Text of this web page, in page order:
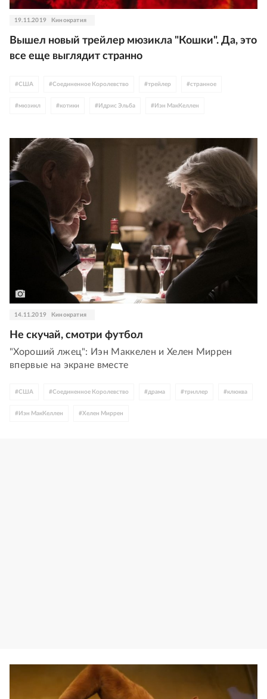
19.11.2019 Кинократия
Вышел новый трейлер мюзикла "Кошки". Да, это
все еще выглядит странно
#США #Соединенное Королевство #трейлер #странное
#мюзикл #котики # Идрис Эльба # Иэн МакКеллен
14.11.2019 Кинократия
Не скучай, смотри футбол
"Хороший лжец": Иэн Маккелен и Хелен Миррен
впервые на экране вместе
#США #Соединенное Королевство #драма #триллер #клюква
# Иэн МакКеллен #Хелен Миррен